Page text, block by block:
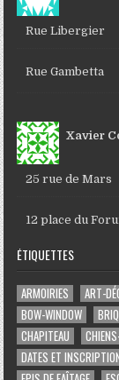
Rue Libergier
Rue Gambetta
Xavier
25 rue de Mars
12 place du
ÉTIQUETTES
ARMOIRIES ART-
BOW-WINDOW
CHAPITEAU
DATES ET